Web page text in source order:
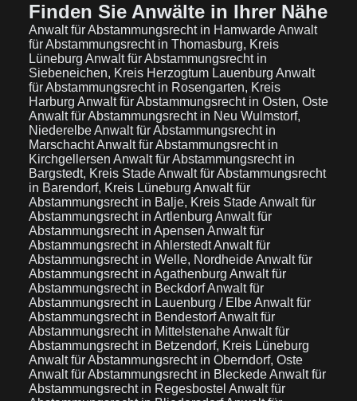
Finden Sie Anwälte in Ihrer Nähe
Anwalt für Abstammungsrecht in HamwardeAnwalt
für Abstammungsrecht in Thomasburg, Kreis
Lüneburg Anwalt für Abstammungsrecht in
Siebeneichen, Kreis Herzogtum Lauenburg Anwalt
für Abstammungsrecht in Rosengarten, Kreis
Harburg Anwalt für Abstammungsrecht in Osten, Oste
Anwalt für Abstammungsrecht in Neu Wulmstorf,
NiederelbeAnwalt für Abstammungsrecht in
MarschachtAnwalt für Abstammungsrecht in
Kirchgellersen Anwalt für Abstammungsrecht in
Bargstedt, Kreis StadeAnwalt für Abstammungsrecht
in Barendorf, Kreis Lüneburg Anwalt für
Abstammungsrecht in Balje, Kreis StadeAnwalt für
Abstammungsrecht in Artlenburg Anwalt für
Abstammungsrecht in Apensen Anwalt für
Abstammungsrecht in AhlerstedtAnwalt für
Abstammungsrecht in Welle, NordheideAnwalt für
Abstammungsrecht in Agathenburg Anwalt für
Abstammungsrecht in BeckdorfAnwalt für
Abstammungsrecht in Lauenburg / ElbeAnwalt für
Abstammungsrecht in BendestorfAnwalt für
Abstammungsrecht in MittelstenaheAnwalt für
Abstammungsrecht in Betzendorf, Kreis Lüneburg
Anwalt für Abstammungsrecht in Oberndorf, Oste
Anwalt für Abstammungsrecht in BleckedeAnwalt für
Abstammungsrecht in Regesbostel Anwalt für